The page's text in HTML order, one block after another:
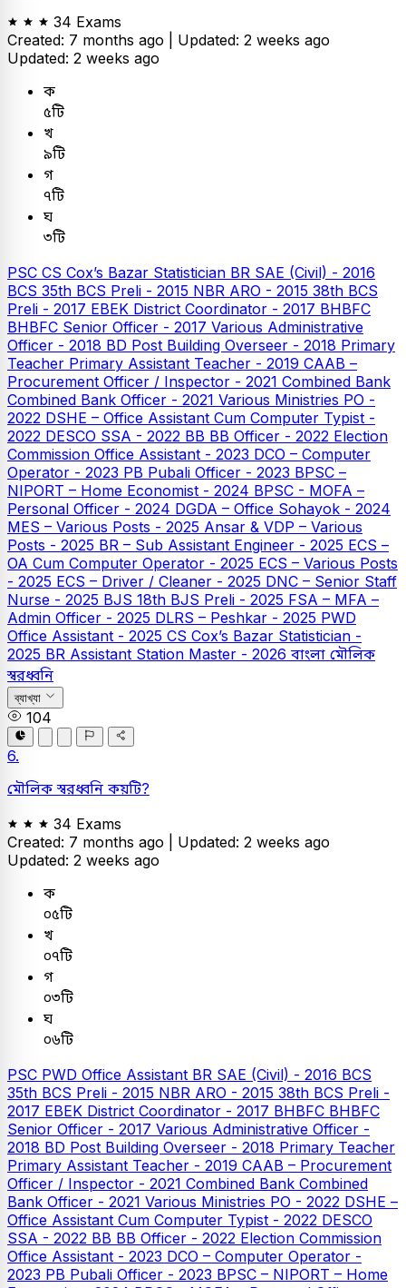
34 Exams
Created: 7 months ago | Updated: 2 weeks ago
Updated: 2 weeks ago
ক
৫টি
খ
৯টি
গ
৭টি
ঘ
৩টি
PSC CS Cox’s Bazar Statistician BR SAE (Civil) - 2016
BCS 35th BCS Preli - 2015 NBR ARO - 2015 38th BCS
Preli - 2017 EBEK District Coordinator - 2017 BHBFC
BHBFC Senior Officer - 2017 Various Administrative
Officer - 2018 BD Post Building Overseer - 2018 Primary
Teacher Primary Assistant Teacher - 2019 CAAB –
Procurement Officer / Inspector - 2021 Combined Bank
Combined Bank Officer - 2021 Various Ministries PO -
2022 DSHE – Office Assistant Cum Computer Typist -
2022 DESCO SSA - 2022 BB BB Officer - 2022 Election
Commission Office Assistant - 2023 DCO – Computer
Operator - 2023 PB Pubali Officer - 2023 BPSC –
NIPORT – Home Economist - 2024 BPSC - MOFA –
Personal Officer - 2024 DGDA – Office Sohayok - 2024
MES – Various Posts - 2025 Ansar & VDP – Various
Posts - 2025 BR – Sub Assistant Engineer - 2025 ECS –
OA Cum Computer Operator - 2025 ECS – Various Posts
- 2025 ECS – Driver / Cleaner - 2025 DNC – Senior Staff
Nurse - 2025 BJS 18th BJS Preli - 2025 FSA – MFA –
Admin Officer - 2025 DLRS – Peshkar - 2025 PWD
Office Assistant - 2025 CS Cox’s Bazar Statistician -
2025 BR Assistant Station Master - 2026 বাংলা মৌলিক
স্বরধ্বনি
ব্যাখ্যা
104
6.
মৌলিক স্বরধ্বনি কয়টি?
34 Exams
Created: 7 months ago | Updated: 2 weeks ago
Updated: 2 weeks ago
ক
০৫টি
খ
০৭টি
গ
০৩টি
ঘ
০৬টি
PSC PWD Office Assistant BR SAE (Civil) - 2016 BCS
35th BCS Preli - 2015 NBR ARO - 2015 38th BCS Preli -
2017 EBEK District Coordinator - 2017 BHBFC BHBFC
Senior Officer - 2017 Various Administrative Officer -
2018 BD Post Building Overseer - 2018 Primary Teacher
Primary Assistant Teacher - 2019 CAAB – Procurement
Officer / Inspector - 2021 Combined Bank Combined
Bank Officer - 2021 Various Ministries PO - 2022 DSHE –
Office Assistant Cum Computer Typist - 2022 DESCO
SSA - 2022 BB BB Officer - 2022 Election Commission
Office Assistant - 2023 DCO – Computer Operator -
2023 PB Pubali Officer - 2023 BPSC – NIPORT – Home